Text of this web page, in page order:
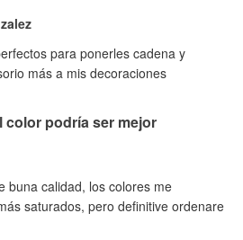
para ponerles cadena y
más a mis decoraciones
color podría ser mejor
buna calidad, los colores me
saturados, pero definitive ordenare